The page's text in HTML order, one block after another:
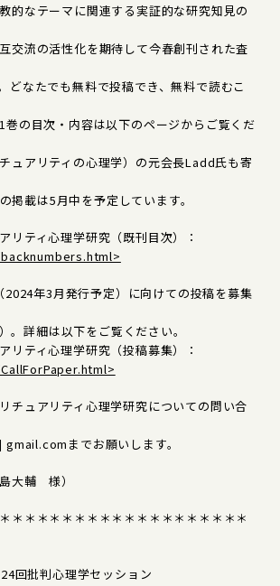
的なテーマに関連する実証的な研究知見の
交流の活性化を期待して今春創刊された査
どなたでも無料で投稿でき、無料で読むこ
巻の目次・内容は以下のページからご覧くだ
ュアリティの心理学）の元会長Ladd氏も寄
掲載は5月中を予定しています。
リティ心理学研究（既刊目次）：
2024年3月発行予定）に向けての投稿を募集
。詳細は以下をご覧ください。
リティ心理学研究（投稿募集）：
チュアリティ心理学研究についての問い合
までお願いします。
大輔 様）
＊＊＊＊＊＊＊＊＊＊＊＊＊＊＊＊＊＊＊
回批判心理学セッション